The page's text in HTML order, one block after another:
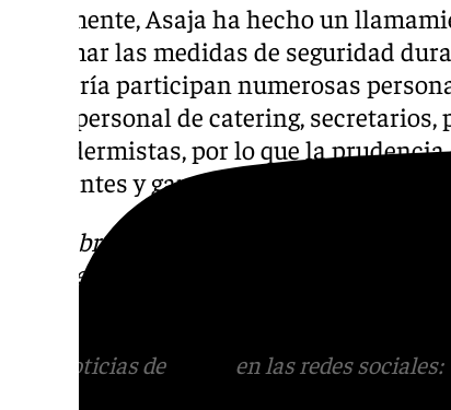
Finalmente, Asaja ha hecho un
extremar las medidas de seguridad
montería participan numerosas
como personal de catering,
o taxidermistas, por lo que la
accidentes y garantizar que la
Descubre más noticias de 101TV en las
sociales:
Más noticias de en las redes sociales: